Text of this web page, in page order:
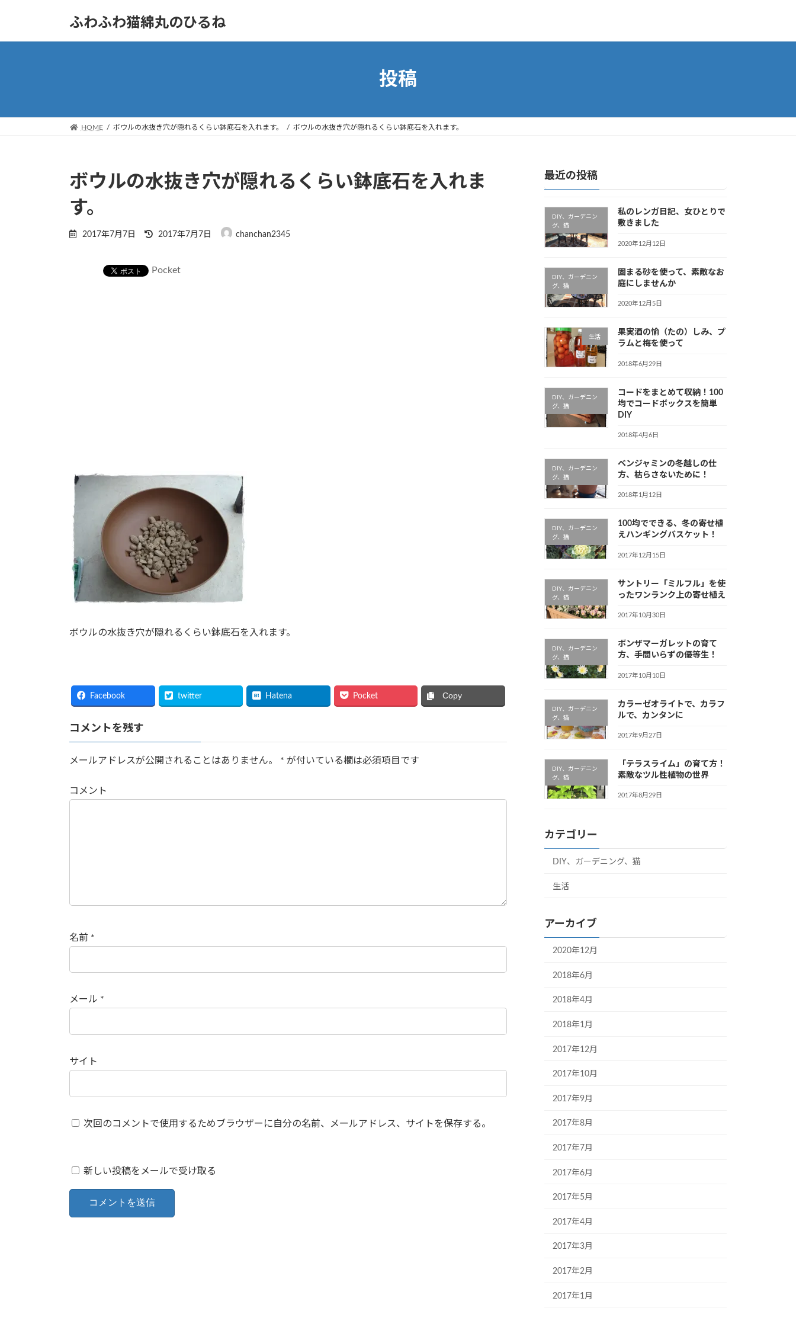
ふわふわ猫綿丸のひるね
投稿
HOME ボウルの水抜き穴が隠れるくらい鉢底石を入れます。 ボウルの水抜き穴が隠れるくらい鉢底石を入れます。
ボウルの水抜き穴が隠れるくらい鉢底石を入れま
す。
2017年7月7日
最
新
2017年7月7日 chanchan2345
Pocket
ボウルの水抜き穴が隠れるくらい鉢底石を入れます。
Facebook twitter Hatena Pocket Copy
コメントを残す
メールアドレスが公開されることはありません。 * が付いている欄は必須項目です
コメント
名前 *
メール *
サイト
次回のコメントで使用するためブラウザーに自分の名前、メールアドレス、サイトを保存する。
新しい投稿をメールで受け取る
最近の投稿
DIY、ガーデニン
グ、猫
私のレンガ日記、女ひとりで
敷きました
2020年12月12日
DIY、ガーデニン
グ、猫
固まる砂を使って、素敵なお
庭にしませんか
2020年12月5日
生活
果実酒の愉（たの）しみ、プ
ラムと梅を使って
2018年6月29日
DIY、ガーデニン
グ、猫
コードをまとめて収納！100
均でコードボックスを簡単
DIY
2018年4月6日
DIY、ガーデニン
グ、猫
ベンジャミンの冬越しの仕
方、枯らさないために！
2018年1月12日
DIY、ガーデニン
グ、猫
100均でできる、冬の寄せ植
えハンギングバスケット！
2017年12月15日
DIY、ガーデニン
グ、猫
サントリー「ミルフル」を使
ったワンランク上の寄せ植え
2017年10月30日
DIY、ガーデニン
グ、猫
ボンザマーガレットの育て
方、手間いらずの優等生！
2017年10月10日
DIY、ガーデニン
グ、猫
カラーゼオライトで、カラフ
ルで、カンタンに
2017年9月27日
DIY、ガーデニン
グ、猫
「テラスライム」の育て方！
素敵なツル性植物の世界
2017年8月29日
カテゴリー
DIY、ガーデニング、猫
生活
アーカイブ
2020年12月
2018年6月
2018年4月
2018年1月
2017年12月
2017年10月
2017年9月
2017年8月
2017年7月
2017年6月
2017年5月
2017年4月
2017年3月
2017年2月
2017年1月